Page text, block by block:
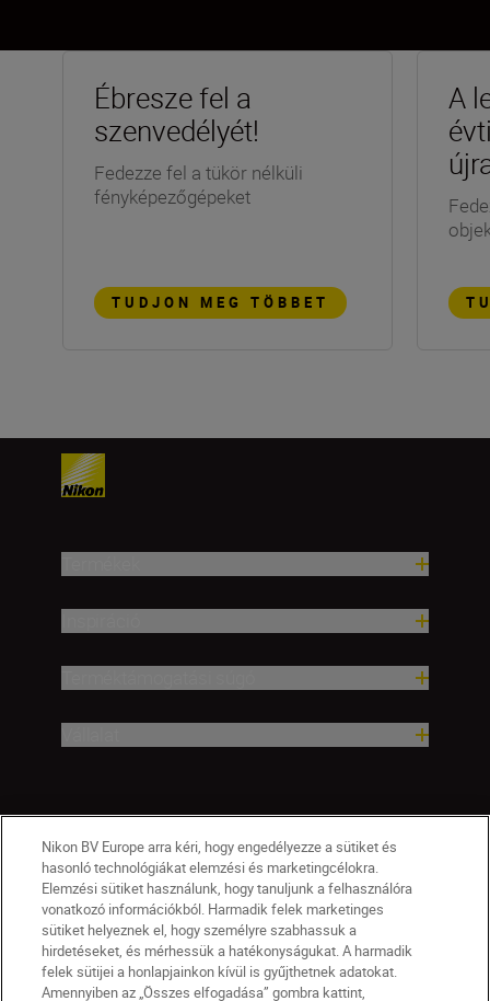
Ébresze fel a
szenvedélyét!
Fedezze fel a tükör nélküli
fényképezőgépeket
TUDJON MEG TÖBBET
A
Nikon BV Europe arra kéri, hogy engedélyezze a sütiket és
hasonló technológiákat elemzési és marketingcélokra.
Elemzési sütiket használunk, hogy tanuljunk a felhasználóra
vonatkozó információkból. Harmadik felek marketinges
sütiket helyeznek el, hogy személyre szabhassuk a
hirdetéseket, és mérhessük a hatékonyságukat. A harmadik
felek sütijei a honlapjainkon kívül is gyűjthetnek adatokat.
Amennyiben az „Összes elfogadása” gombra kattint,